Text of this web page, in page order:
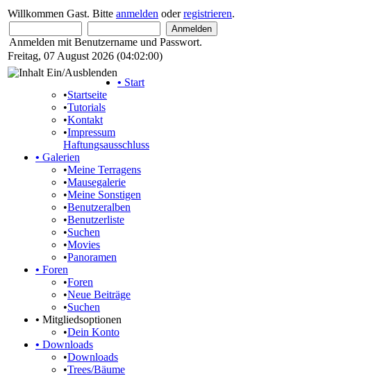
Willkommen Gast. Bitte anmelden oderregistrieren.
Anmelden mit Benutzername und Passwort.
Freitag, 07 August 2026 (04:02:00)
• Start
•Startseite
•Tutorials
•Kontakt
•Impressum
Haftungsausschluss
• Galerien
•Meine Terragens
•Mausegalerie
•Meine Sonstigen
•Benutzeralben
•Benutzerliste
•Suchen
•Movies
•Panoramen
• Foren
•Foren
•Neue Beiträge
•Suchen
• Mitgliedsoptionen
•Dein Konto
• Downloads
•Downloads
•Trees/Bäume